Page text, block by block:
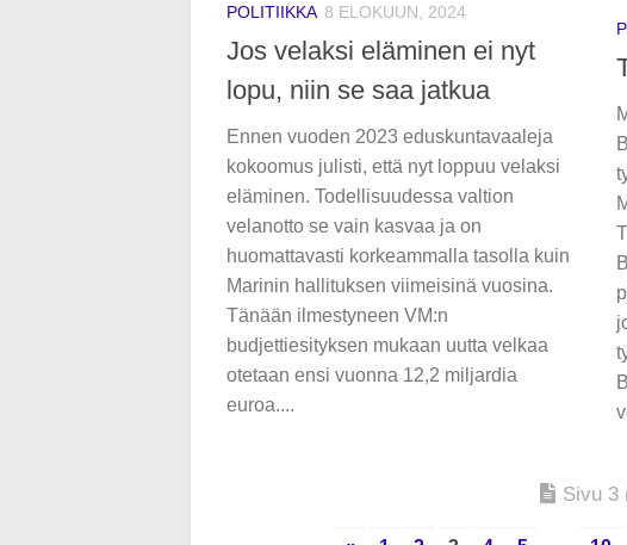
POLITIIKKA 8 ELOKUUN, 2024
Jos velaksi eläminen ei nyt
lopu, niin se saa jatkua
Ennen vuoden 2023 eduskuntavaaleja
kokoomus julisti, että nyt loppuu velaksi
eläminen. Todellisuudessa valtion
velanotto se vain kasvaa ja on
huomattavasti korkeammalla tasolla kuin
Marinin hallituksen viimeisinä vuosina.
Tänään ilmestyneen VM:n
budjettiesityksen mukaan uutta velkaa
otetaan ensi vuonna 12,2 miljardia
euroa....
Sivu 3